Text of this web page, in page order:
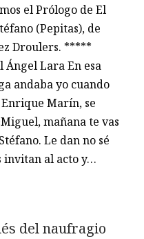
el Prólogo de El
(Pepitas), de
Droulers. *****
Ángel Lara En esa
andaba yo cuando
Marín, se
mañana te vas
Le dan no sé
invitan al acto y…
del naufragio